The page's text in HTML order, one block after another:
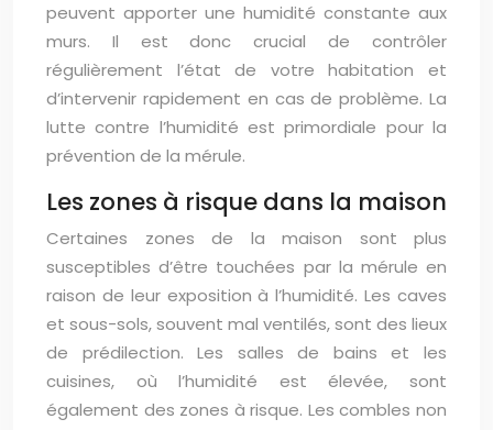
peuvent apporter une humidité constante aux
murs. Il est donc crucial de contrôler
régulièrement l’état de votre habitation et
d’intervenir rapidement en cas de problème. La
lutte contre l’humidité est primordiale pour la
prévention de la mérule.
Les zones à risque dans la maison
Certaines zones de la maison sont plus
susceptibles d’être touchées par la mérule en
raison de leur exposition à l’humidité. Les caves
et sous-sols, souvent mal ventilés, sont des lieux
de prédilection. Les salles de bains et les
cuisines, où l’humidité est élevée, sont
également des zones à risque. Les combles non